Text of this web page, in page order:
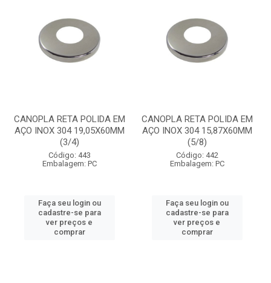
CANOPLA RETA POLIDA EM
AÇO INOX 304 19,05X60MM
(3/4)
Código: 443
Embalagem: PC
Faça seu login ou
cadastre-se para
ver preços e
comprar
CANOPLA RETA POLIDA EM
AÇO INOX 304 15,87X60MM
(5/8)
Código: 442
Embalagem: PC
Faça seu login ou
cadastre-se para
ver preços e
comprar